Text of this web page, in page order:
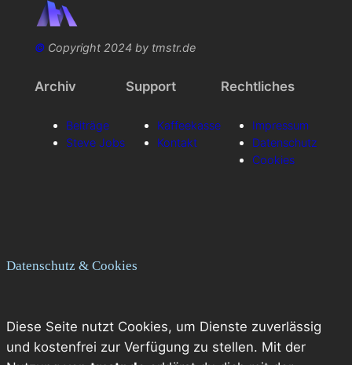
©Copyright 2024 by tmstr.de
Archiv
Beiträge
Steve Jobs
Support
Kaffeekasse
Kontakt
Rechtliches
Impressum
Datenschutz
Cookies
Datenschutz & Cookies
Diese Seite nutzt Cookies, um Dienste zuverlässig
und kostenfrei zur Verfügung zu stellen. Mit der